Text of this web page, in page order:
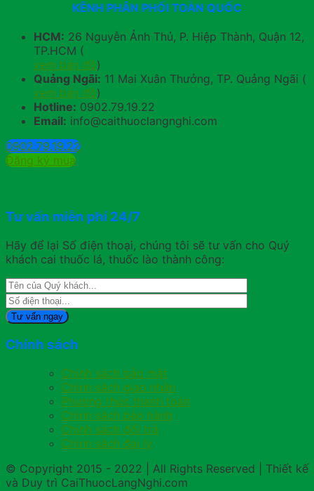
KÊNH PHÂN PHỐI TOÀN QUỐC
HCM: 26 Nguyễn Ảnh Thủ, P. Hiệp Thành, Quận 12,
TP.HCM (
xem bản đồ)
Quảng Ngãi: 11 Mai Xuân Thưởng, TP. Quảng Ngãi (
xem bản đồ)
Hotline: 0902.79.19.22
Email: info@caithuoclangnghi.com
0902.79.19.22
Đăng ký mua
Tư vấn miễn phí 24/7
Hãy để lại Số điện thoại, chúng tôi sẽ tư vấn cho Quý
khách cai thuốc lá, thuốc lào thành công:
Chính sách
Chính sách bảo mật
Chính sách giao nhận
Phương thức thanh toán
Chính sách bảo hành
Chính sách đổi trả
Chính sách đại lý
© Copyright 2015 - 2022 | All Rights Reserved | Thiết kế
và Duy trì CaiThuocLangNghi.com